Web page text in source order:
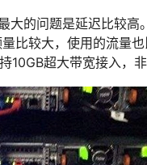
大的问题是延迟比较
比较大，使用的流量
10GB超大带宽接入，